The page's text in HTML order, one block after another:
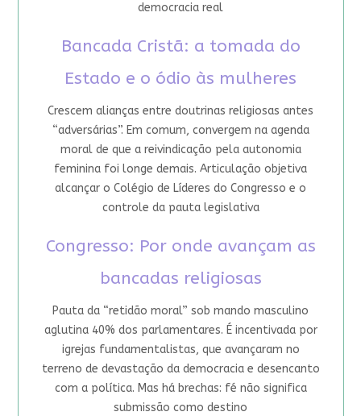
democracia real
Bancada Cristã: a tomada do
Estado e o ódio às mulheres
Crescem alianças entre doutrinas religiosas antes
“adversárias”. Em comum, convergem na agenda
moral de que a reivindicação pela autonomia
feminina foi longe demais. Articulação objetiva
alcançar o Colégio de Líderes do Congresso e o
controle da pauta legislativa
Congresso: Por onde avançam as
bancadas religiosas
Pauta da “retidão moral” sob mando masculino
aglutina 40% dos parlamentares. É incentivada por
igrejas fundamentalistas, que avançaram no
terreno de devastação da democracia e desencanto
com a política. Mas há brechas: fé não significa
submissão como destino